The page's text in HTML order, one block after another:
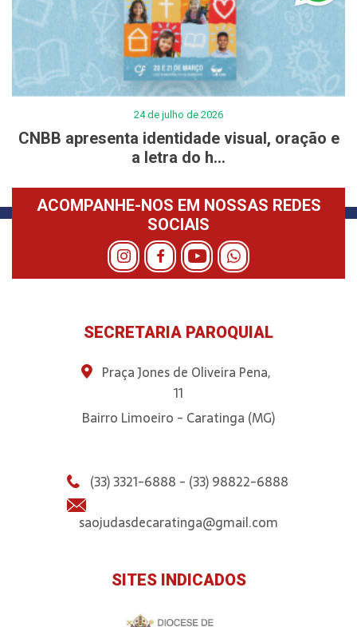
24 de julho de 2026
CNBB apresenta identidade visual, oração e
a letra do h...
ACOMPANHE-NOS EM NOSSAS REDES
SOCIAIS
SECRETARIA PAROQUIAL
Praça Jones de Oliveira Pena,
11
Bairro Limoeiro - Caratinga (MG)
(33) 3321-6888 - (33) 98822-6888
saojudasdecaratinga@gmail.com
SITES INDICADOS